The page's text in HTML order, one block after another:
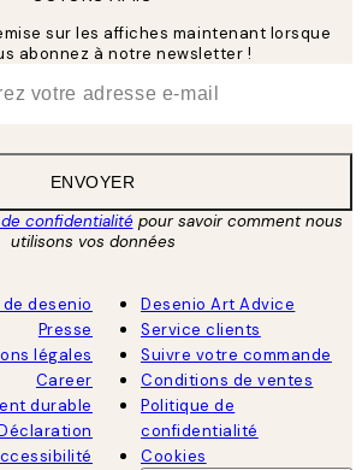
sur les affiches maintenant lorsque
abonnez à notre newsletter !
ENVOYER
confidentialitépour savoir comment nous
utilisons vos données
desenio
Presse
légales
Career
durable
Desenio Art Advice
Service clients
Suivre votre commande
Conditions de ventes
Politique de
confidentialité
Cookies